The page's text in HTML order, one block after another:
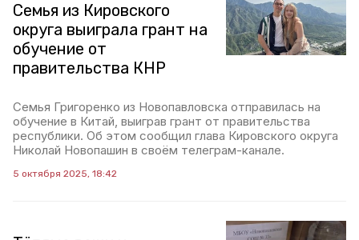
Семья из Кировского
округа выиграла грант на
обучение от
правительства КНР
Семья Григоренко из Новопавловска отправилась на
обучение в Китай, выиграв грант от правительства
республики. Об этом сообщил глава Кировского округа
Николай Новопашин в своём телеграм-канале.
5 октября 2025, 18:42